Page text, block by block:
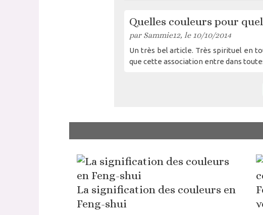
Quelles couleurs pour
par Sammie12, le 10/10/2014
Un très bel article. Très spirituel en
que cette association entre dans
La signification des couleurs en
Feng-shui